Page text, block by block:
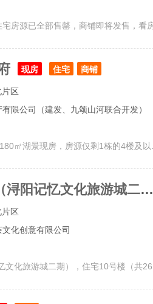
现房 住宅 商铺
区
限公司（建发、九颂山河联合开发）
新景·甘棠天籁（浔阳记忆文化旅游城二期）
区
化创意有限公司